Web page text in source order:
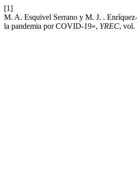
[1]
M. A. Esquivel Serrano y M. J. .
la pandemia por COVID-19», YREC, vol.